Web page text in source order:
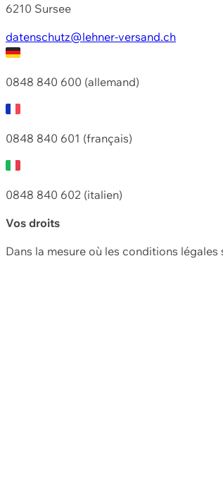
6210 Sursee
datenschutz@lehner-versand.ch
0848 840 600 (allemand)
0848 840 601 (français)
0848 840 602 (italien)
Vos droits
Dans la mesure où les conditions